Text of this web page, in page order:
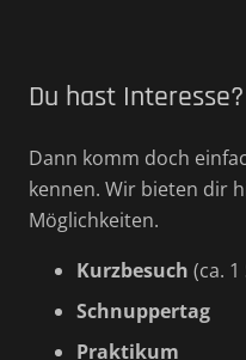
Du hast Interesse?
Dann komm doch
kennen. Wir bieten dir
Möglichkeiten.
Kurzbesuch (ca.
Schnup­pertag
Praktikum